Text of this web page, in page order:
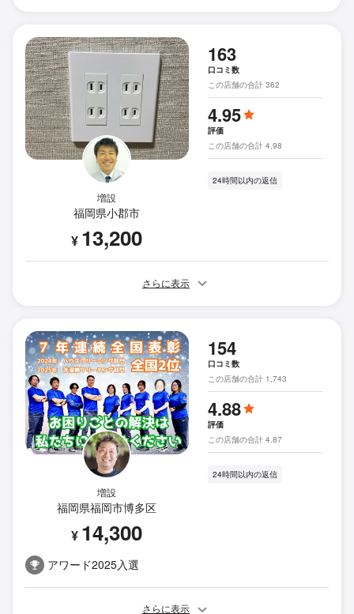
増設
福岡県小郡市
¥ 13,200
163
口コミ数
この店舗の合計 362
4.95
評価
この店舗の合計 4.98
24時間以内の返信
さらに表示
増設
福岡県福岡市博多区
¥ 14,300
アワード2025入選
154
口コミ数
この店舗の合計 1,743
4.88
評価
この店舗の合計 4.87
24時間以内の返信
さらに表示